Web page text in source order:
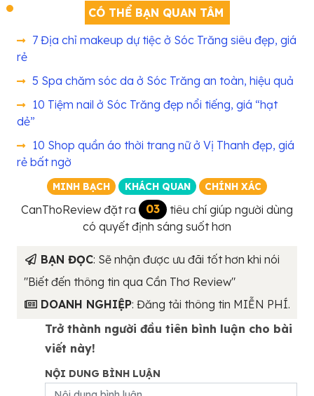
CÓ THỂ BẠN QUAN TÂM
7 Địa chỉ makeup dự tiệc ở Sóc Trăng siêu đẹp, giá
rẻ
5 Spa chăm sóc da ở Sóc Trăng an toàn, hiệu quả
10 Tiệm nail ở Sóc Trăng đẹp nổi tiếng, giá “hạt
dẻ”
10 Shop quần áo thời trang nữ ở Vị Thanh đẹp, giá
rẻ bất ngờ
MINH BẠCH KHÁCH QUAN CHÍNH XÁC
CanThoReview đặt ra 03 tiêu chí giúp người dùng
có quyết định sáng suốt hơn
BẠN ĐỌC: Sẽ nhận được ưu đãi tốt hơn khi nói
"Biết đến thông tin qua Cần Thơ Review"
DOANH NGHIỆP: Đăng tải thông tin MIỄN PHÍ.
Trở thành người đầu tiên bình luận cho bài
viết này!
NỘI DUNG BÌNH LUẬN